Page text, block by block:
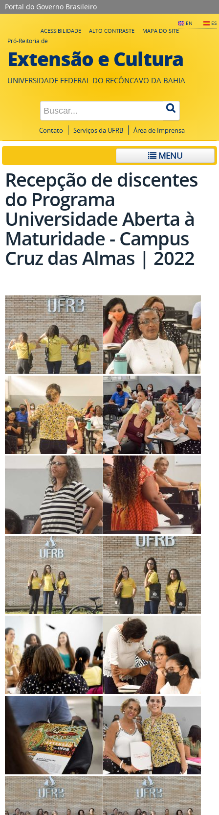
Portal do Governo Brasileiro
EN ES
ACESSIBILIDADE ALTO CONTRASTE
MAPA DO SITE
Pró-Reitoria de
Extensão e Cultura
UNIVERSIDADE FEDERAL DO RECÔNCAVO DA BAHIA
Contato Serviços da UFRB Área de Imprensa
MENU
Recepção de discentes
do Programa
Universidade Aberta à
Maturidade - Campus
Cruz das Almas | 2022